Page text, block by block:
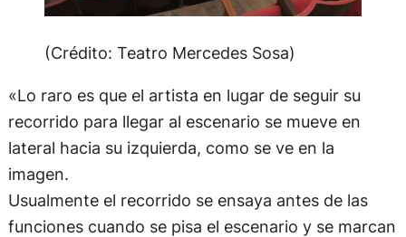
(Crédito: Teatro Mercedes Sosa)
«Lo raro es que el artista en lugar de seguir su
recorrido para llegar al escenario se mueve en
lateral hacia su izquierda, como se ve en la
imagen.
Usualmente el recorrido se ensaya antes de las
funciones cuando se pisa el escenario y se marcan